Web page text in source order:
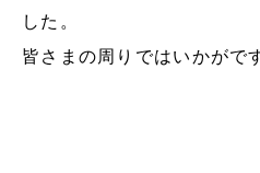
した。
皆さまの周りではいかがで